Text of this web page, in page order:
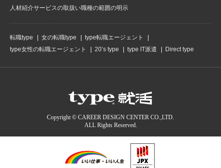
人材紹介サービスの取扱い職種の範囲の明示
転職type 女の転職type
type転職エージェント
type女性の転職エージェント
20’s type type IT派遣 Direct type
Copyright © CAREER DESIGN CENTER CO.,LTD.
ALL Rights Reserved.